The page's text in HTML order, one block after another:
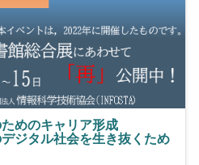
ためのキャリア形成
社会を生き抜くため